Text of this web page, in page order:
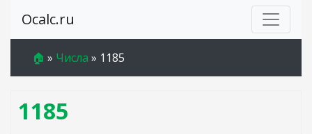
Ocalc.ru
🏠 » Числа » 1185
1185